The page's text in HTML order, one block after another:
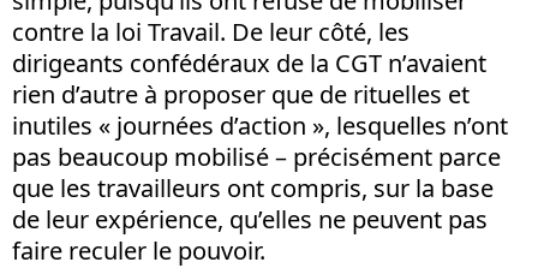
contre la loi Travail. De leur côté, les
dirigeants confédéraux de la CGT n’avaient
rien d’autre à proposer que de rituelles et
inutiles « journées d’action », lesquelles n’ont
pas beaucoup mobilisé – précisément parce
que les travailleurs ont compris, sur la base
de leur expérience, qu’elles ne peuvent pas
faire reculer le pouvoir.